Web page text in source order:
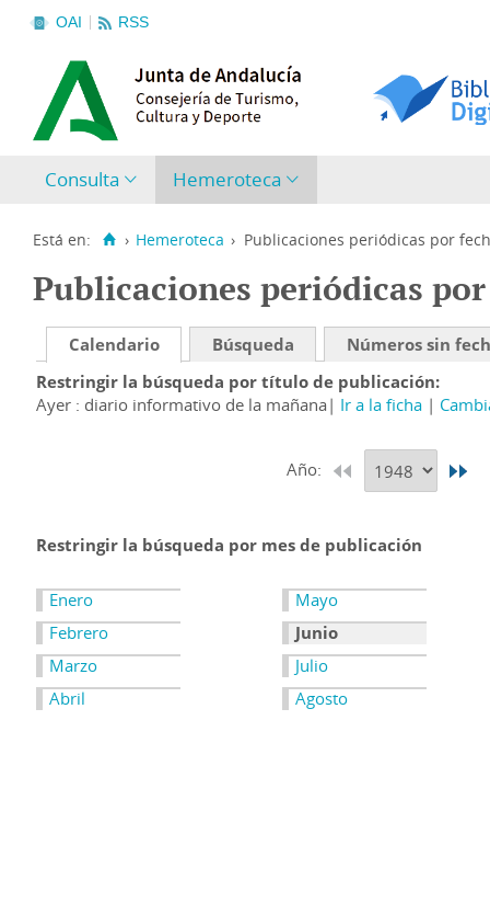
OAI RSS
Consulta Hemeroteca
Está en: › Hemeroteca › Publicaciones periódicas por
Publicaciones periódicas
Calendario Búsqueda
Números sin
Restringir la búsqueda por título de publicación
Ayer : diario informativo de la mañana
Ir a la ficha
Año:
Restringir la búsqueda por mes de publicación
Enero
Febrero
Marzo
Abril
Mayo
Junio
Julio
Agosto